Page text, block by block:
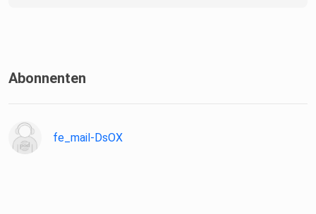
Abonnenten
fe_mail-DsOX